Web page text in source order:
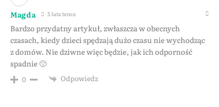
Magda 5 lata temu
Bardzo przydatny artykuł, zwłaszcza w obecnych
czasach, kiedy dzieci spędzają dużo czasu nie wychodząc
z domów. Nie dziwne więc będzie, jak ich odporność
spadnie 🙁
0 Odpowiedz